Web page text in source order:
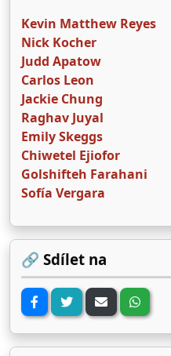
Kevin Matthew Reyes
Nick Kocher
Judd Apatow
Carlos Leon
Jackie Chung
Raghav Juyal
Emily Skeggs
Chiwetel Ejiofor
Golshifteh Farahani
Sofía Vergara
🔗 Sdílet na